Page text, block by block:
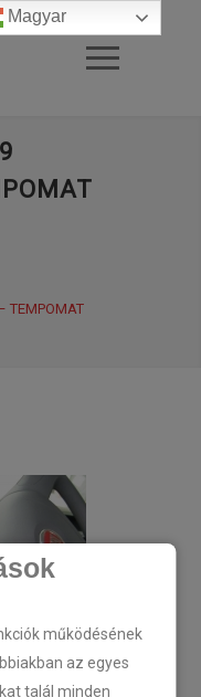
működésének
az egyes
talál minden
TEMPOMAT
Magyar